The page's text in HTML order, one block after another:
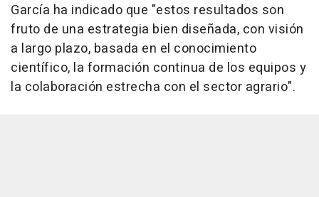
García ha indicado que "estos resultados son
fruto de una estrategia bien diseñada, con visión
a largo plazo, basada en el conocimiento
científico, la formación continua de los equipos y
la colaboración estrecha con el sector agrario".